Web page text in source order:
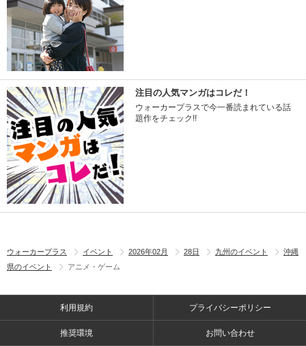
注目の人気マンガはコレだ！
ウォーカープラスで今一番読まれている話
題作をチェック!!
ウォーカープラス イベント 2026年02月 28日 九州のイベント
沖縄
県のイベント
アニメ・ゲーム
利用規約 プライバシーポリシー
推奨環境 お問い合わせ